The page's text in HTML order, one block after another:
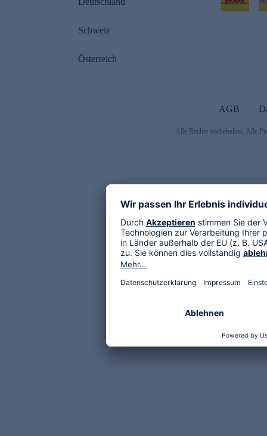
Schweiz
Österreich
AGB
Alle Rechte vorbehalten. Alle